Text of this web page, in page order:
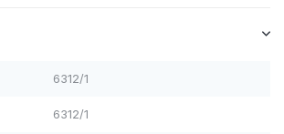
6312/1
6312/1